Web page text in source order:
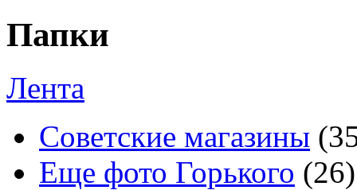
Папки
Лента
Советские магазины
Еще фото Горького (26)